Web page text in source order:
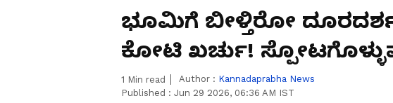
ಭೂಮಿಗೆ ಬೀಳ್ತಿರೋ
ಕೋಟಿ ಖರ್ಚು!
1 Min read Author : Kannadaprabha News
Published : Jun 29 2026, 06:36 AM IST